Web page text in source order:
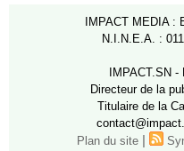
IMPACT MEDIA :
N.I.N.E.A. :
IMPACT.SN
Directeur de la
Titulaire de la
Plan du site |